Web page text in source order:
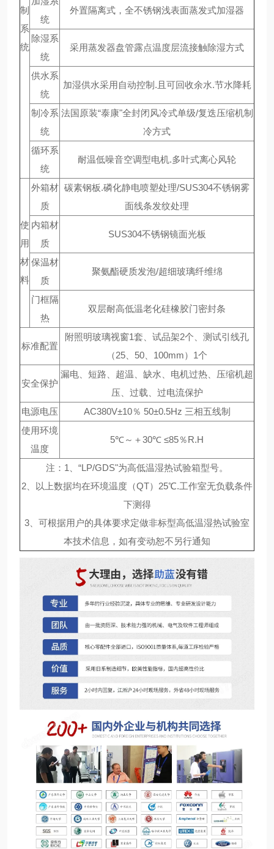
制
系
统
统
外置隔离式，全不锈钢浅表面蒸发式加湿器
除湿系
统
采用蒸发器盘管露点温度层流接触除湿方式
供水系
统
加湿供水采用自动控制.且可回收余水.节水降耗
制冷系
统
法国原装“泰康"全封闭风冷式单级/复迭压缩机制
冷方式
循环系
统
耐温低噪音空调型电机.多叶式离心风轮
使
用
材
料
外箱材
质
碳素钢板.磷化静电喷塑处理/SUS304不锈钢雾
面线条发纹处理
内箱材
质
SUS304不锈钢镜面光板
保温材
质
聚氨酯硬质发泡/超细玻璃纤维绵
门框隔
热
双层耐高低温老化硅橡胶门密封条
标准配置
附照明玻璃视窗1套、试品架2个、测试引线孔
（25、50、100mm）1个
安全保护
漏电、短路、超温、缺水、电机过热、压缩机超
压、过载、过电流保护
电源电压
AC380V±10％ 50±0.5Hz 三相五线制
使用环境
温度
5℃～＋30℃ ≤85％R.H
注：1、“LP/GDS"为高低温湿热试验箱型号。
2、以上数据均在环境温度（QT）25℃.工作室无负载条件
下测得
3、可根据用户的具体要求定做非标型高低温湿热试验室
本技术信息，如有变动恕不另行通知